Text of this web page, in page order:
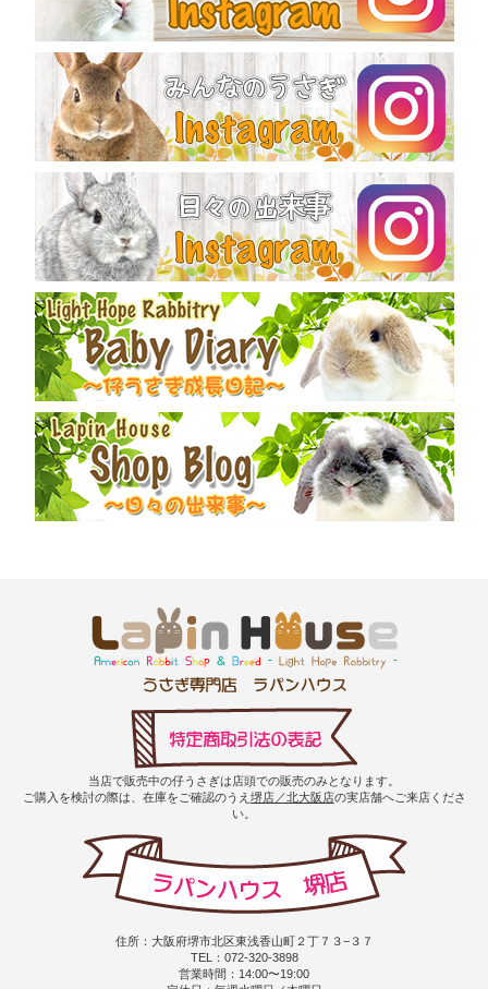
当店で販売中の仔うさぎは店頭での販売のみとなります。
ご購入を検討の際は、在庫をご確認のうえ 堺店／北大阪店の実店舗へご来店くださ
い。
住所：大阪府堺市北区東浅香山町２丁７３−３７
TEL：072-320-3898
営業時間：14:00〜19:00